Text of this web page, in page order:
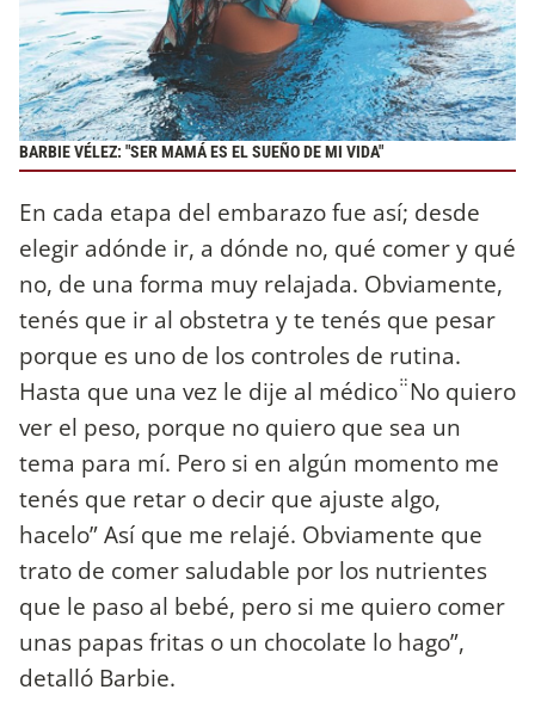
BARBIE VÉLEZ: "SER MAMÁ ES EL SUEÑO DE MI VIDA"
En cada etapa del embarazo fue así; desde
elegir adónde ir, a dónde no, qué comer y qué
no, de una forma muy relajada. Obviamente,
tenés que ir al obstetra y te tenés que pesar
porque es uno de los controles de rutina.
Hasta que una vez le dije al médico ̈̈ No quiero
ver el peso, porque no quiero que sea un
tema para mí. Pero si en algún momento me
tenés que retar o decir que ajuste algo,
hacelo” Así que me relajé. Obviamente que
trato de comer saludable por los nutrientes
que le paso al bebé, pero si me quiero comer
unas papas fritas o un chocolate lo hago”,
detalló Barbie.